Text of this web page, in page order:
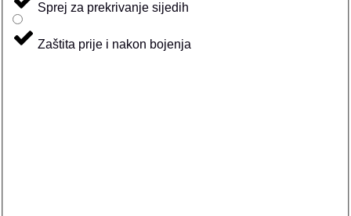
Sprej za prekrivanje sijedih
Zaštita prije i nakon bojenja